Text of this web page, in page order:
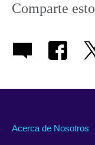
Comparte esto
Acerca de Nosotros